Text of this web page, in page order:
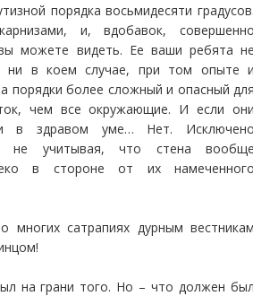
порядка восьмидесяти
и, вдобавок,
можете видеть. Ее ваши ребята
ни в коем случае, при том опыте
порядки более сложный и опасный
чем все окружающие. И если
в здравом уме… Нет.
не учитывая, что стена
в стороне от их
многих сатрапиях дурным
на грани того. Но – что должен